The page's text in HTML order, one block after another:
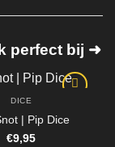
perfect bij ➜
DICE
| Pip Dice
€9,95